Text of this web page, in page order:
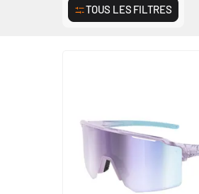
TOUS LES FILTRES